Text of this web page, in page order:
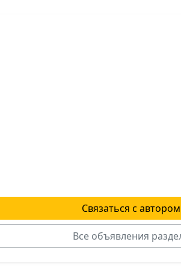
Связаться с автором
Все объявления